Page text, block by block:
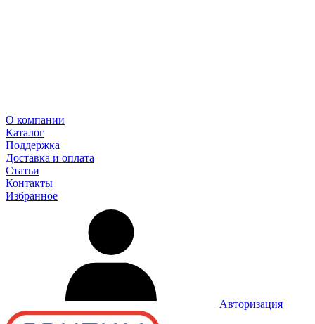
О компании
Каталог
Поддержка
Доставка и оплата
Статьи
Контакты
Избранное
Авторизация